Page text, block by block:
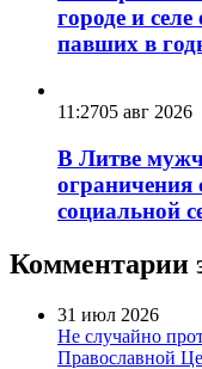
городе и
павших в
11:2705 авг 2026
В Литве
ограничения
социальной
Комментарии
31 июл 2026
Не случайно
Православной